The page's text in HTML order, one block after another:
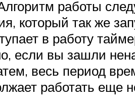
работы
так же
в работу
если вы зашли
весь период
работать еще